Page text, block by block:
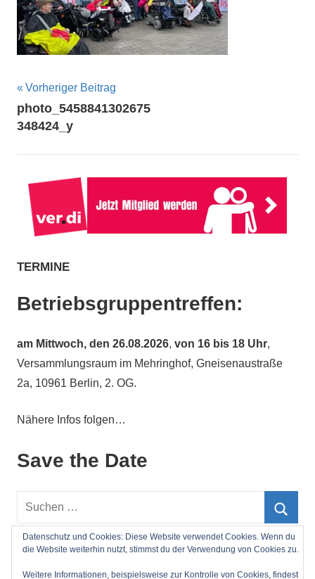
Beitragsnavigation
Vorheriger Beitrag
photo_5458841302675
348424_y
TERMINE
Betriebsgruppentreffen:
am Mittwoch, den 26.08.2026, von 16 bis 18 Uhr,
Versammlungsraum im Mehringhof, Gneisenaustraße
2a, 10961 Berlin, 2. OG.
Nähere Infos folgen…
Save the Date
Suchen
Impressum
Datenschutz und Cookies: Diese Website verwendet Cookies. Wenn du
die Website weiterhin nutzt, stimmst du der Verwendung von Cookies zu.
Weitere Informationen, beispielsweise zur Kontrolle von Cookies, findest